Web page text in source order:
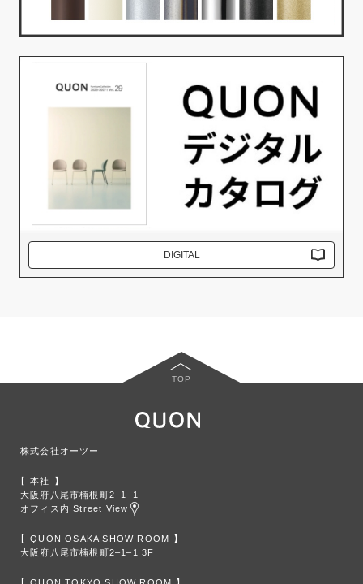
DIGITAL
TOP
株式会社オーツー
本社
大阪府八尾市楠根町2‒1‒1
オフィス内 Street View
QUON OSAKA SHOW ROOM
大阪府八尾市楠根町2‒1‒1 3F